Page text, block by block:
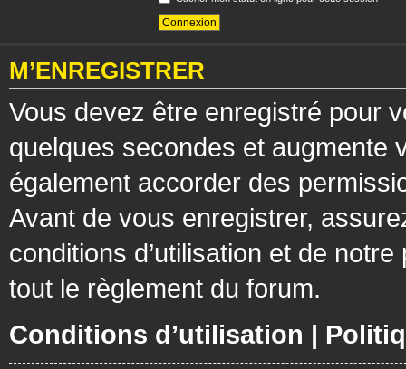
M’ENREGISTRER
Vous devez être enregistré pour
quelques secondes et augmente
également accorder des
Avant de vous enregistrer,
conditions d’utilisation et de
tout le règlement du forum.
Conditions d’utilisation |